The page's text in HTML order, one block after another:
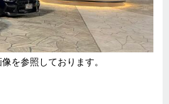
を参照しております。